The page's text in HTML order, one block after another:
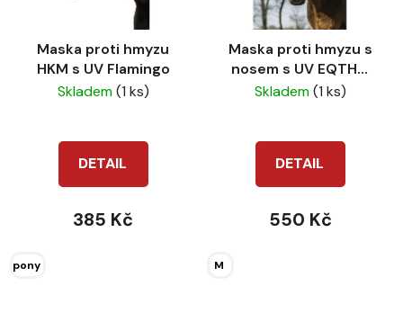
Maska proti hmyzu
HKM s UV Flamingo
Skladem(1 ks)
DETAIL
385 Kč
pony
Maska proti hmyzu s
nosem s UV EQTHM
SOFT COMPLET
Skladem(1 ks)
DETAIL
550 Kč
M